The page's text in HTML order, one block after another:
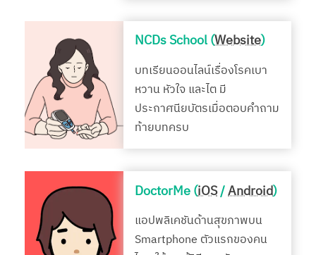
NCDs School (Website)
บทเรียนออนไลน์เรื่องโรคเบา
หวาน หัวใจ และไต มี
ประกาศนียบัตรเมื่อตอบคำถาม
ท้ายบทครบ
DoctorMe (iOS/Android)
แอปพลิเคชันด้านสุขภาพบน
Smartphone ตัวแรกของคน